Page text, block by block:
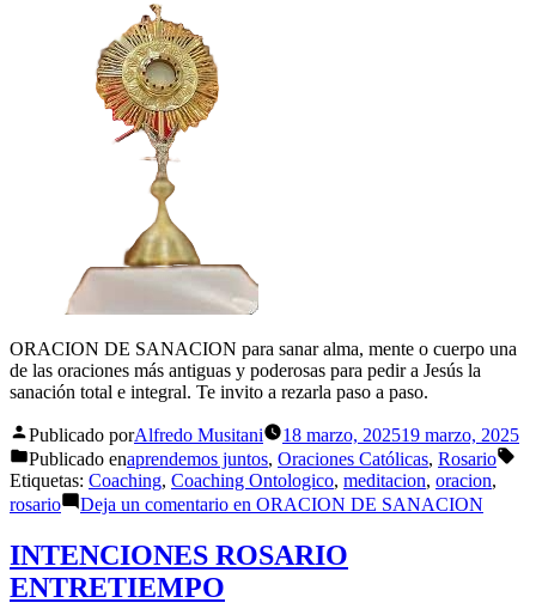
ORACION DE SANACION para sanar alma, mente o cuerpo una
de las oraciones más antiguas y poderosas para pedir a Jesús la
sanación total e integral. Te invito a rezarla paso a paso.
Publicado porAlfredo Musitani 18 marzo, 202519 marzo, 2025
Publicado enaprendemos juntos, Oraciones Católicas, Rosario
Etiquetas: Coaching, Coaching Ontologico, meditacion, oracion,
rosario
Deja un comentario en ORACION DE SANACION
INTENCIONES ROSARIO
ENTRETIEMPO